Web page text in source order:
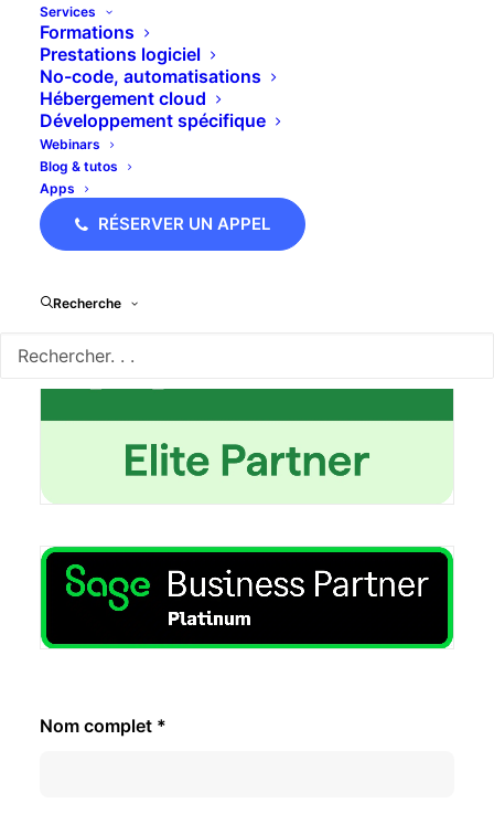
Services
Formations
Prestations logiciel
No-code, automatisations
Hébergement cloud
Développement spécifique
Webinars
Blog & tutos
Apps
RÉSERVER UN APPEL
Recherche
Nom complet *